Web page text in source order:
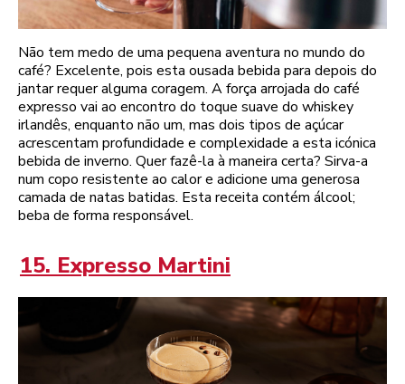
Não tem medo de uma pequena aventura no mundo do
café? Excelente, pois esta ousada bebida para depois do
jantar requer alguma coragem. A força arrojada do café
expresso vai ao encontro do toque suave do whiskey
irlandês, enquanto não um, mas dois tipos de açúcar
acrescentam profundidade e complexidade a esta icónica
bebida de inverno. Quer fazê-la à maneira certa? Sirva-a
num copo resistente ao calor e adicione uma generosa
camada de natas batidas. Esta receita contém álcool;
beba de forma responsável.
15. Expresso Martini